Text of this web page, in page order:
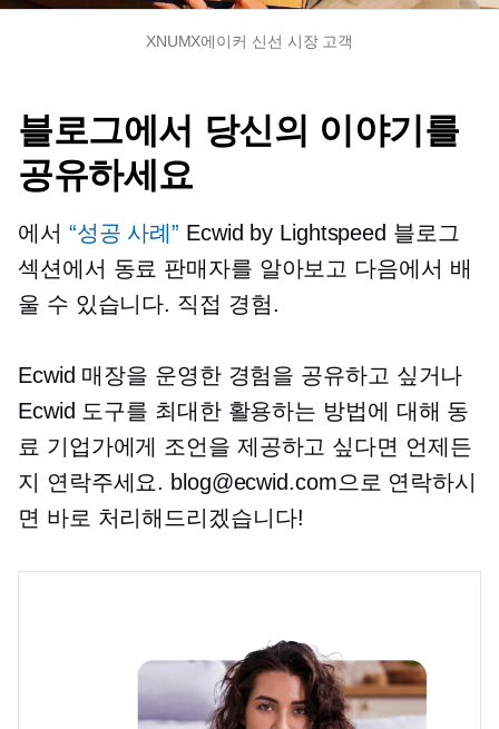
XNUMX에이커 신선 시장 고객
블로그에서 당신의 이야기를
공유하세요
에서 “성공 사례” Ecwid by Lightspeed 블로그
섹션에서 동료 판매자를 알아보고 다음에서 배
울 수 있습니다. 직접 경험.
Ecwid 매장을 운영한 경험을 공유하고 싶거나
Ecwid 도구를 최대한 활용하는 방법에 대해 동
료 기업가에게 조언을 제공하고 싶다면 언제든
지 연락주세요. blog@ecwid.com으로 연락하시
면 바로 처리해드리겠습니다!